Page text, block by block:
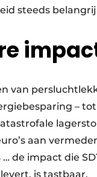
steeds
van
–
aan
de impact die
is tastbaar.